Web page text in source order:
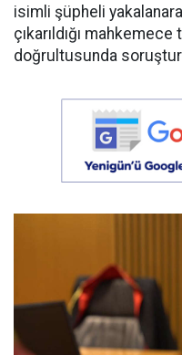
isimli şüpheli
çıkarıldığı
doğrultusunda